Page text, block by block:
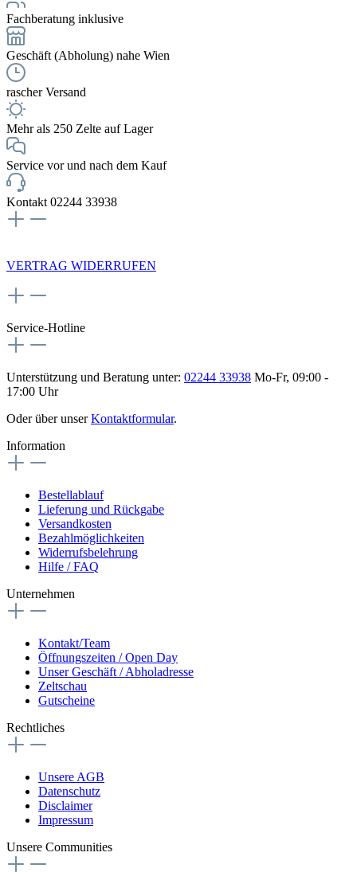
Fachberatung inklusive
Geschäft (Abholung) nahe Wien
rascher Versand
Mehr als 250 Zelte auf Lager
Service vor und nach dem Kauf
Kontakt 02244 33938
VERTRAG WIDERRUFEN
Service-Hotline
Unterstützung und Beratung unter: 02244 33938 Mo-Fr, 09:00 -
17:00 Uhr
Oder über unserKontaktformular.
Information
Bestellablauf
Lieferung und Rückgabe
Versandkosten
Bezahlmöglichkeiten
Widerrufsbelehrung
Hilfe / FAQ
Unternehmen
Kontakt/Team
Öffnungszeiten / Open Day
Unser Geschäft / Abholadresse
Zeltschau
Gutscheine
Rechtliches
Unsere AGB
Datenschutz
Disclaimer
Impressum
Unsere Communities